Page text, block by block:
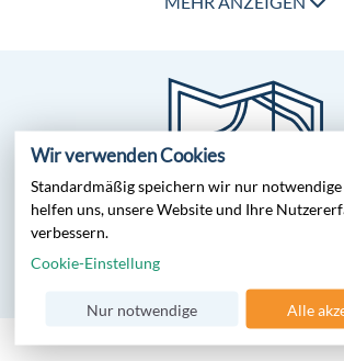
Shisha Bar (gegen Gebühr, ganzjährig
Pools
2 Family Pools (davon einer mit 3
Family Relaxpool
Adults Only Relaxpool
Hallenbad (beheizbar, im
Whirlpool (im Wellnessbereich)
Clubplan TUI MAGIC LIFE
Clubplan für diese Anlage öffnen
Wir verwenden Cookies
Standardmäßig speichern wir nur
helfen uns, unsere Website und Ihre
verbessern.
Cookie-Einstellung
Nur notwendige Alle